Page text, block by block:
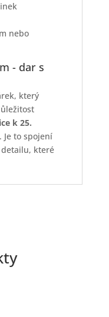
nebo
- dar s
který
k 25.
Je to spojení
které